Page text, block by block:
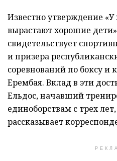
Известно утверждение
вырастают хорошие
свидетельствует
и призера
соревнований по боксу и
Ерембая. Вклад в эти
Ельдос, начавший
единоборствам с трех
рассказывает